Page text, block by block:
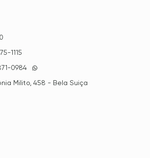
1115
0984
Milito, 458 - Bela Suiça